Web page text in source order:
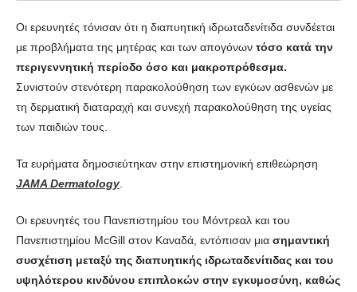
Οι ερευνητές τόνισαν ότι η διαπυητική ιδρωταδενίτιδα συνδέεται
με προβλήματα της μητέρας και των απογόνων τόσο κατά την
περιγεννητική περίοδο όσο και μακροπρόθεσμα.
Συνιστούν στενότερη παρακολούθηση των εγκύων ασθενών με
τη δερματική διαταραχή και συνεχή παρακολούθηση της υγείας
των παιδιών τους.
Τα ευρήματα δημοσιεύτηκαν στην επιστημονική επιθεώρηση
JAMA Dermatology
Οι ερευνητές του Πανεπιστημίου του Μόντρεαλ και του
Πανεπιστημίου McGill στον Καναδά, εντόπισαν μια σημαντική
συσχέτιση μεταξύ της διαπυητικής ιδρωταδενίτιδας και του
υψηλότερου κινδύνου επιπλοκών στην εγκυμοσύνη, καθώς